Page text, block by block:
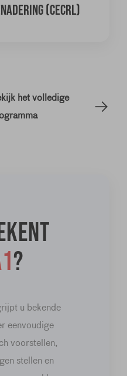
(CECRL)
het volledige
?
u bekende
eenvoudige
voorstellen,
stellen en